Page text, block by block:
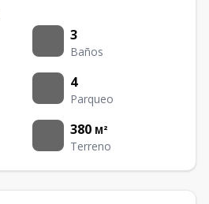
3
Baños
4
Parqueo
380 M²
Terreno